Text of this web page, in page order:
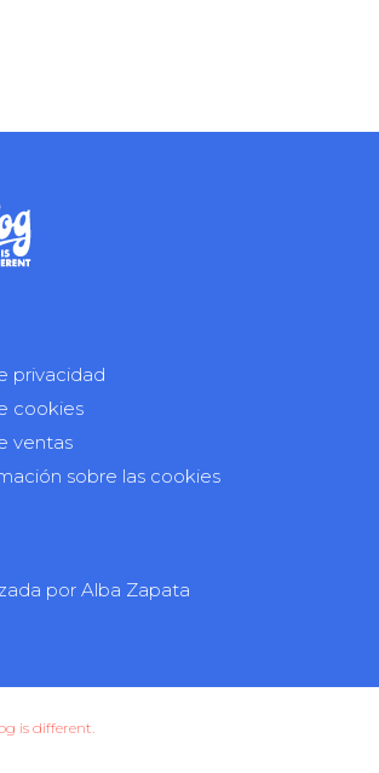
privacidad
cookies
ventas
sobre las cookies
por Alba Zapata
is different.